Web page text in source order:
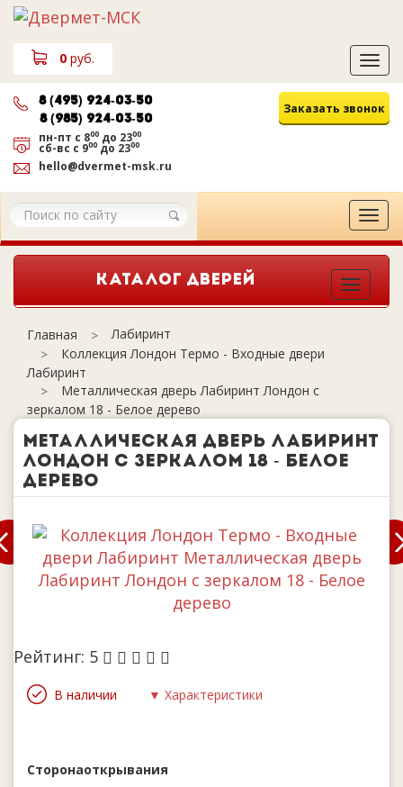
0 руб.
8 (495) 924-03-50
8 (985) 924-03-50
Заказать звонок
пн-пт с 800 до 2300
сб-вс с 900 до 2300
hello@dvermet-msk.ru
КАТАЛОГ ДВЕРЕЙ
Главная
Лабиринт
Коллекция Лондон Термо - Входные двери
Лабиринт
Металлическая дверь Лабиринт Лондон с
зеркалом 18 - Белое дерево
Металлическая дверь Лабиринт
Лондон с зеркалом 18 - Белое
дерево
Рейтинг: 5
В наличии ▼ Характеристики
Сторонаоткрывания